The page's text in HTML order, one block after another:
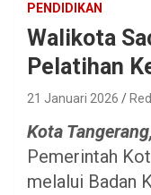
PENDIDIKAN
Walikota
Pelatihan
21 Januari 2026
Kota Tangerang,
Pemerintah
melalui Badan